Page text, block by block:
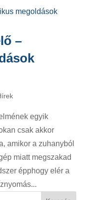
–
egyik
csak akkor
amikor a zuhanyból
miatt megszakad
épphogy elér a